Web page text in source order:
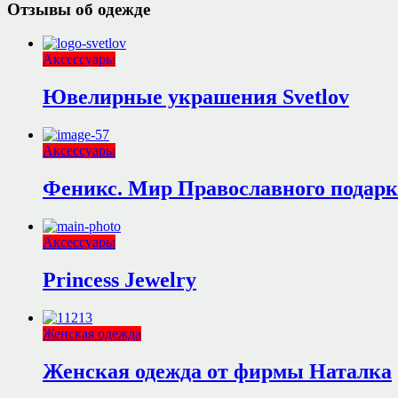
Отзывы об одежде
Аксессуары
Ювелирные украшения Svetlov
Аксессуары
Феникс. Мир Православного
Аксессуары
Princess Jewelry
Женская одежда
Женская одежда от фирмы Наталка